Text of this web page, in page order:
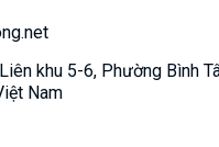
khu 5-6, Phường Bình
Nam